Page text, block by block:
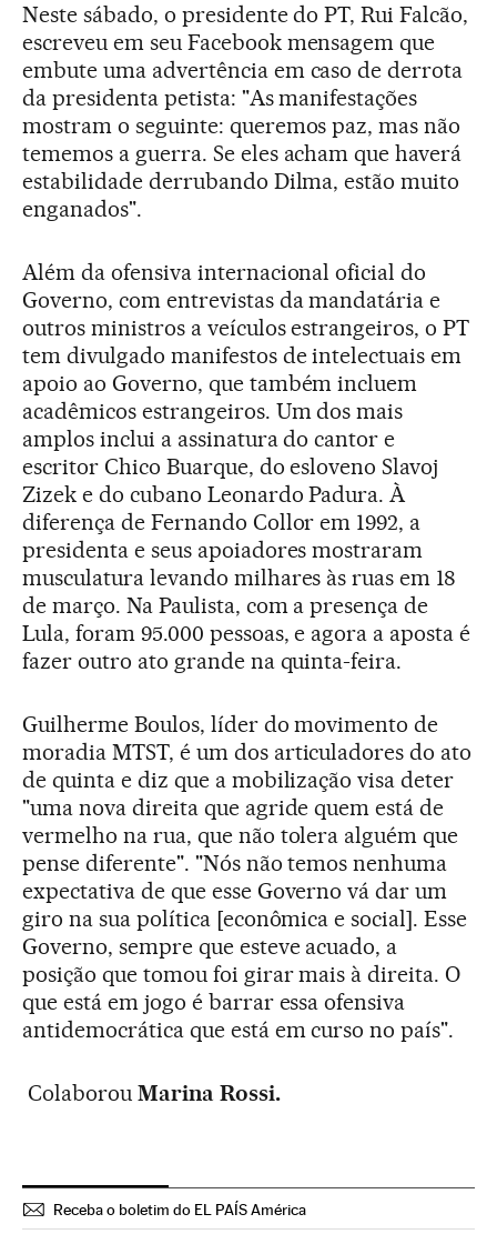
Neste sábado, o presidente do PT, Rui Falcão,
escreveu em seu Facebook mensagem que
embute uma advertência em caso de derrota
da presidenta petista: "As manifestações
mostram o seguinte: queremos paz, mas não
tememos a guerra. Se eles acham que haverá
estabilidade derrubando Dilma, estão muito
enganados".
Além da ofensiva internacional oficial do
Governo, com entrevistas da mandatária e
outros ministros a veículos estrangeiros, o PT
tem divulgado manifestos de intelectuais em
apoio ao Governo, que também incluem
acadêmicos estrangeiros. Um dos mais
amplos inclui a assinatura do cantor e
escritor Chico Buarque, do esloveno Slavoj
Zizek e do cubano Leonardo Padura. À
diferença de Fernando Collor em 1992, a
presidenta e seus apoiadores mostraram
musculatura levando milhares às ruas em 18
de março. Na Paulista, com a presença de
Lula, foram 95.000 pessoas, e agora a aposta é
fazer outro ato grande na quinta-feira.
Guilherme Boulos, líder do movimento de
moradia MTST, é um dos articuladores do ato
de quinta e diz que a mobilização visa deter
"uma nova direita que agride quem está de
vermelho na rua, que não tolera alguém que
pense diferente". "Nós não temos nenhuma
expectativa de que esse Governo vá dar um
giro na sua política [econômica e social]. Esse
Governo, sempre que esteve acuado, a
posição que tomou foi girar mais à direita. O
que está em jogo é barrar essa ofensiva
antidemocrática que está em curso no país".
Colaborou Marina Rossi.
Receba o boletim do EL PAÍS América